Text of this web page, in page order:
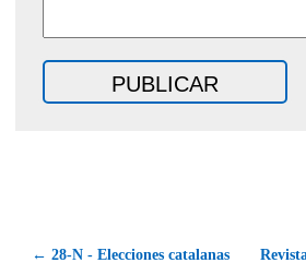
← 28-N - Elecciones catalanas